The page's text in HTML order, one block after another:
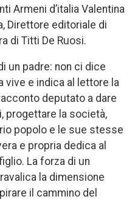
Armeni d’italia Valentina
Direttore editoriale di
di Titti De Ruosi.
un padre: non ci dice
vive e indica al lettore la
deputato a dare
progettare la società,
popolo e le sue stesse
e propria dedica al
La forza di un
la dimensione
il cammino del